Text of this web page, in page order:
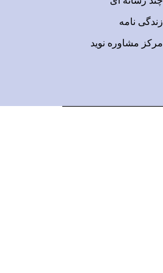
زندگی نامه
مرکز مشاوره نوید